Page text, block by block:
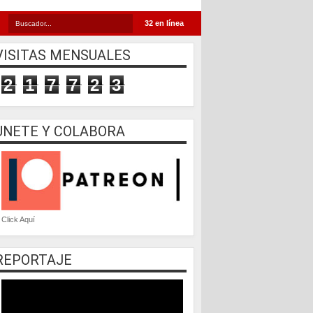
32 en línea
MENSUALES
2 1 7 7 2 3
Y COLABORA
Click Aquí